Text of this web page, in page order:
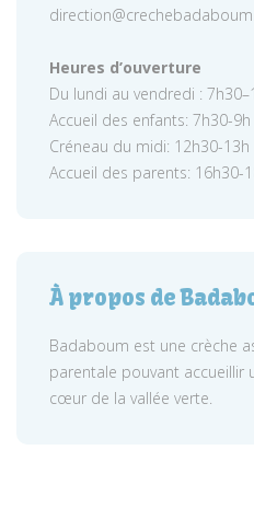
Heures d’ouverture
Du lundi au vendredi :
Accueil des enfants: 7h30-9h
Créneau du midi: 12h30-13h
Accueil des parents: 16h30-
À propos de
Badaboum est une crèche
parentale pouvant accueillir
cœur de la vallée verte.